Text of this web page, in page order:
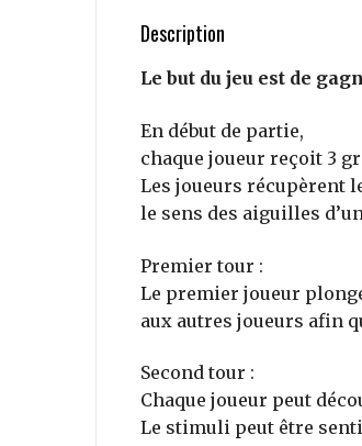
Description
Le but du jeu est de
En début de partie,
chaque joueur reçoit 3
Les joueurs récupèrent
le sens des aiguilles
Premier tour :
Le premier joueur
aux autres joueurs afin
Second tour :
Chaque joueur peut
Le stimuli peut être